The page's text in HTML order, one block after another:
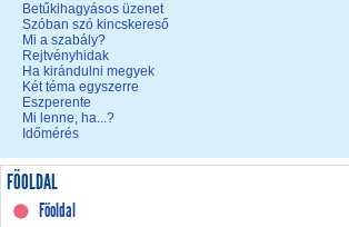
Betűkihagyásos üzenet
Szóban szó kincskereső
Mi a szabály?
Rejtvényhidak
Ha kirándulni megyek
Két téma egyszerre
Eszperente
Mi lenne, ha...?
Időmérés
FŐOLDAL
Főoldal